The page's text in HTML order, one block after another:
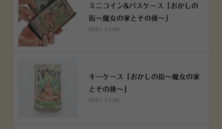
ミニコイン&パスケース「おかしの
街～魔女の家とその後～」
2021.11.06
キーケース「おかしの街～魔女の家
とその後～」
2021.11.06